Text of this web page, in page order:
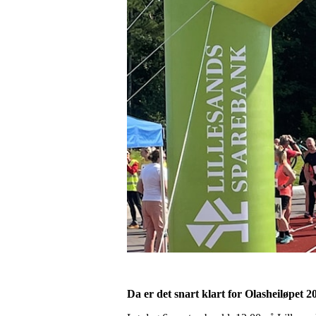
Da er det snart klart for Olasheiløpet